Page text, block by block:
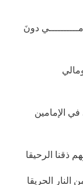
دونَ
الإمامين
ذقنا الرحيقا
الحريقا